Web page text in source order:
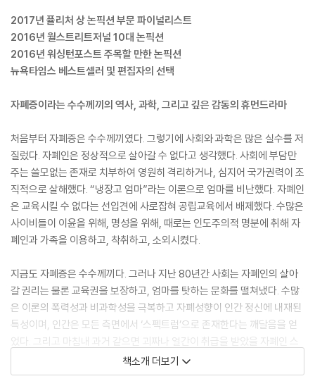
2017년 퓰리처 상 논픽션 부문 파이널리스트
2016년 월스트리트저널 10대 논픽션
2016년 워싱턴포스트 주목할 만한 논픽션
뉴욕타임스 베스트셀러 및 편집자의 선택
자폐증이라는 수수께끼의 역사, 과학, 그리고 깊은 감동의 휴먼드라마
처음부터 자폐증은 수수께끼였다. 그렇기에 사회와 과학은 많은 실수를 저
질렀다. 자폐인은 정상적으로 살아갈 수 없다고 생각했다. 사회에 부담만
주는 쓸모없는 존재로 치부하여 영원히 격리하거나, 심지어 국가권력이 조
직적으로 살해했다. “냉장고 엄마”라는 이론으로 엄마를 비난했다. 자폐인
은 교육시킬 수 없다는 선입견에 사로잡혀 공립교육에서 배제했다. 수많은
사이비들이 이윤을 위해, 명성을 위해, 때로는 인도주의적 명분에 취해 자
폐인과 가족을 이용하고, 착취하고, 소외시켰다.
지금도 자폐증은 수수께끼다. 그러나 지난 80년간 사회는 자폐인의 살아
갈 권리는 물론 교육권을 보장하고, 엄마를 탓하는 문화를 떨쳐냈다. 수많
은 이론의 폭력성과 비과학성을 극복하고 자폐성향이 인간 정신에 내재된
특성이며, 인간은 모든 측면에서 ‘스펙트럼’으로 존재한다는 깨달음을 얻
었다. 그리고 마침내 과거 같으면 괴짜나 얼간이 취급을 받았을 자폐인 스
스로 자신의 내면을 드러내고, 설명하고, 축복하기에 이르렀다.
책소개 더보기